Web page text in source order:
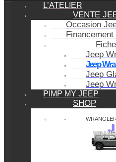
L’ATELIER
VENTE
Occasion
Financement
Jeep
Jeep
Jeep
Jeep
PIMP MY JEEP
SHOP